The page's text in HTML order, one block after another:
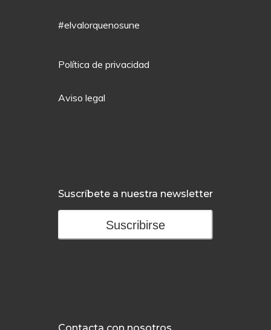
#elvalorquenosune
Política de privacidad
Aviso legal
Suscríbete a nuestra newsletter
Suscribirse